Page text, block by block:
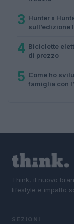
3 Hunter x
sull’edizione
4 Biciclette
di prezzo
5 Come ho
famiglia con
Think, il nuovo
lifestyle e impatto
SEZIONI